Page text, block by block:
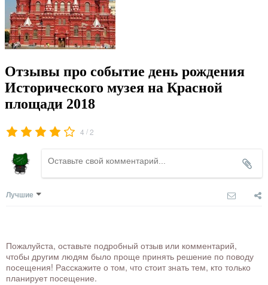
Отзывы про событие день рождения
Исторического музея на Красной
площади 2018
4 /2
Лучшие
Пожалуйста, оставьте подробный отзыв или комментарий,
чтобы другим людям было проще принять решение по поводу
посещения! Расскажите о том, что стоит знать тем, кто только
планирует посещение.